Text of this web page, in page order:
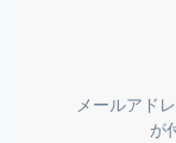
メールアド
が